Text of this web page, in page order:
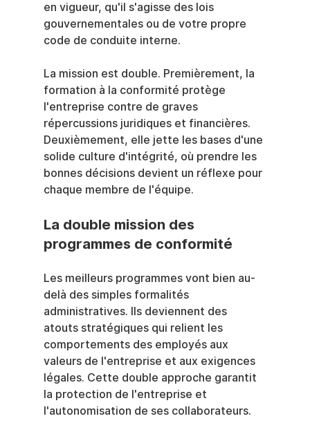
en vigueur, qu'il s'agisse des lois
gouvernementales ou de votre propre
code de conduite interne.
La mission est double. Premièrement, la
formation à la conformité protège
l'entreprise contre de graves
répercussions juridiques et financières.
Deuxièmement, elle jette les bases d'une
solide culture d'intégrité, où prendre les
bonnes décisions devient un réflexe pour
chaque membre de l'équipe.
La double mission des
programmes de conformité
Les meilleurs programmes vont bien au-
delà des simples formalités
administratives. Ils deviennent des
atouts stratégiques qui relient les
comportements des employés aux
valeurs de l'entreprise et aux exigences
légales. Cette double approche garantit
la protection de l'entreprise et
l'autonomisation de ses collaborateurs.